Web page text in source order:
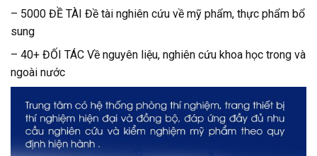
– 5000 ĐỀ TÀI Đề tài nghiên cứu về mỹ phẩm, thực phẩm bổ
sung
– 40+ ĐỐI TÁC Về nguyên liệu, nghiên cứu khoa học trong và
ngoài nước